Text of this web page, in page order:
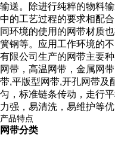
输送。除进行纯粹的物料
中的工艺过程的要求相配
同环境的使用的网带材质
簧钢等。应用工作环境的
有限公司生产的网带主要
网带，高温网带，金属网
带,平版型网带,开孔网带及
匀，标准链条传动，走行
力强，易清洗，易维护等优
产品特点
网带分类